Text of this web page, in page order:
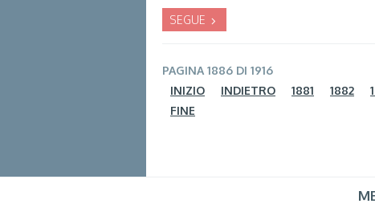
SEGUE
PAGINA 1886 DI 1916
INIZIO
INDIETRO 1881 1882
FINE